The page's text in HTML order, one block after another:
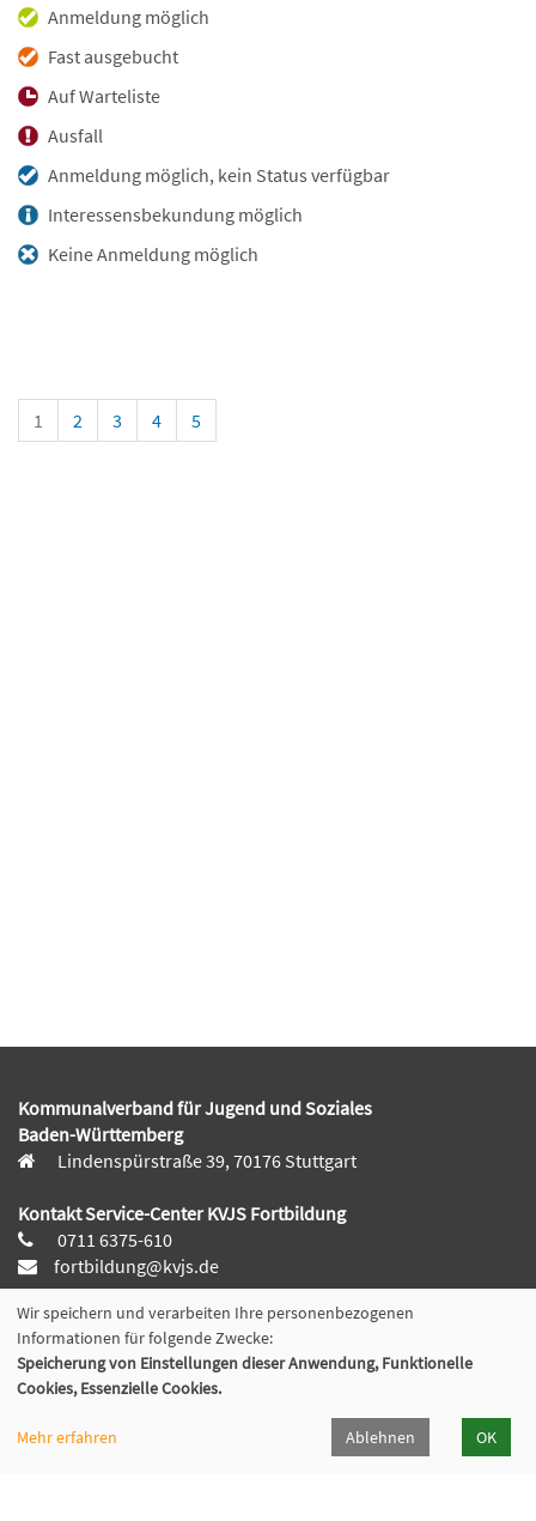
Anmeldung möglich
Fast ausgebucht
Auf Warteliste
Ausfall
Anmeldung möglich, kein Status verfügbar
Interessensbekundung möglich
Keine Anmeldung möglich
1 2 3 4 5
Kommunalverband für Jugend und Soziales
Baden-Württemberg
Lindenspürstraße 39, 70176 Stuttgart
Kontakt Service-Center KVJS Fortbildung
0711 6375-610
fortbildung@kvjs.de
Öffnungszeiten
Mo-Do:
09:30 – 12:00 Uhr und
13:00 – 15:30 Uhr
9:30 – 12:00 Uhr
Wir speichern und verarbeiten Ihre personenbezogenen
Informationen für folgende Zwecke:
Speicherung von Einstellungen dieser Anwendung, Funktionelle
Cookies, Essenzielle Cookies.
Mehr erfahren Ablehnen OK